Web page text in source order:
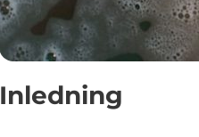
Inledning